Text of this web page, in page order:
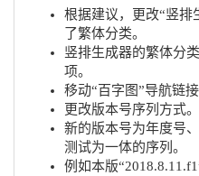
根据建议，更改“竖排
了繁体分类。
竖排生成器的繁体分
项。
移动“百字图”导航链
更改版本号序列方式。
新的版本号为年度号
测试为一体的序列。
例如本版